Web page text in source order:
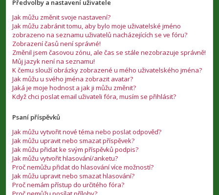
Předvolby a nastavení uživatele
Jak můžu změnit svoje nastavení?
Jak můžu zabránit tomu, aby bylo moje uživatelské jméno
zobrazeno na seznamu uživatelů nacházejících se ve fóru?
Zobrazení časů není správné!
Změnil jsem časovou zónu, ale čas se stále nezobrazuje správně!
Můj jazyk není na seznamu!
K čemu slouží obrázky zobrazené u mého uživatelského jména?
Jak můžu u svého jména zobrazit avatar?
Jaká je moje hodnost a jak ji můžu změnit?
Když chci poslat email uživateli fóra, musím se přihlásit?
Psaní příspěvků
Jak můžu vytvořit nové téma nebo poslat odpověď?
Jak můžu upravit nebo smazat příspěvek?
Jak můžu přidat ke svým příspěvků podpis?
Jak můžu vytvořit hlasování/anketu?
Proč nemůžu přidat do hlasování více možností?
Jak můžu upravit nebo smazat hlasování?
Proč nemám přístup do určitého fóra?